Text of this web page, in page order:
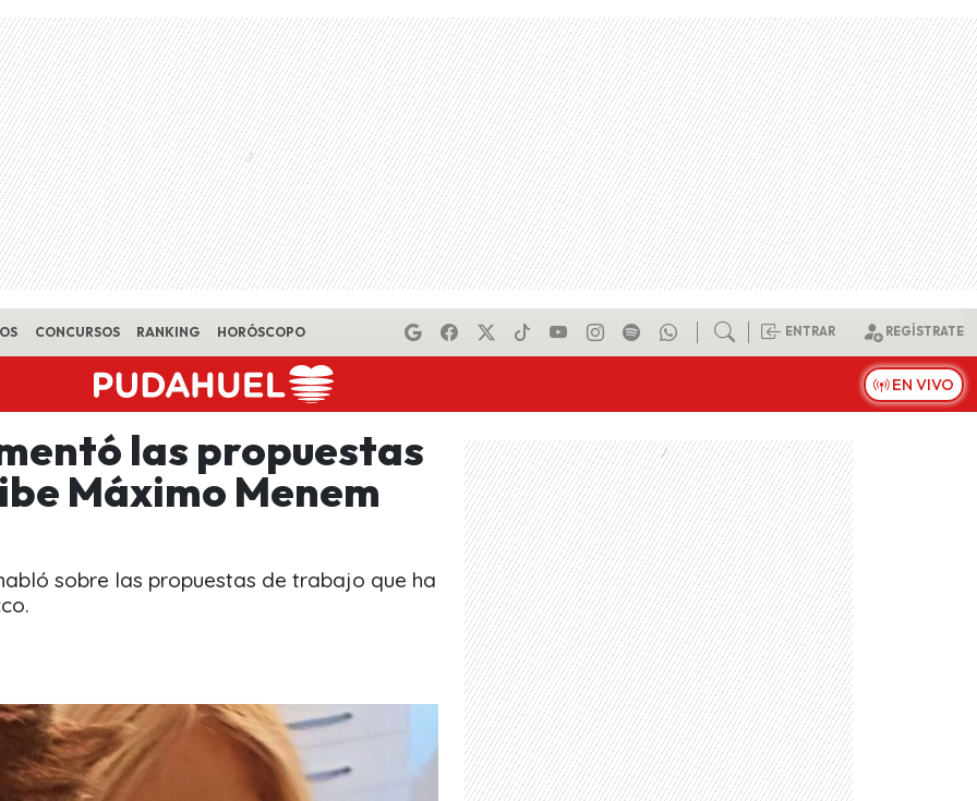
CONCURSOS RANKING HORÓSCOPO ENTRAR REGÍSTRATE
EN VIVO
las propuestas
Máximo Menem
sobre las propuestas de trabajo que ha